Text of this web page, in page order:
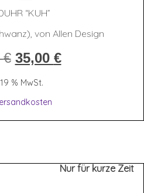
“KUH”
von Allen Design
€ Ursprünglicher
war:
59,95 €
35,00 €Aktueller
% MwSt.
Nur für kurze Zeit